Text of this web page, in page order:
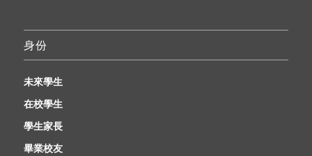
身份
未來學生
在校學生
學生家長
畢業校友